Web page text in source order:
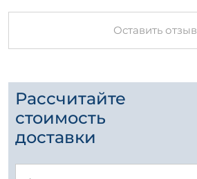
Оставить отзыв
Рассчитайте
стоимость
доставки